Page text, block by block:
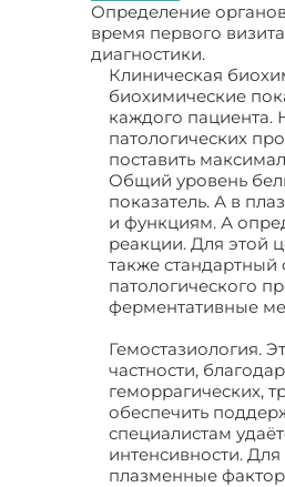
Определение
время первого
диагностики.
Клиническая
биохимические
каждого пациента.
патологических
поставить
Общий уровень
показатель. А в
и функциям. А
реакции. Для этой
также
патологического
ферментативные
Гемостазиология.
частности,
геморрагических,
обеспечить
специалистам
интенсивности.
плазменные